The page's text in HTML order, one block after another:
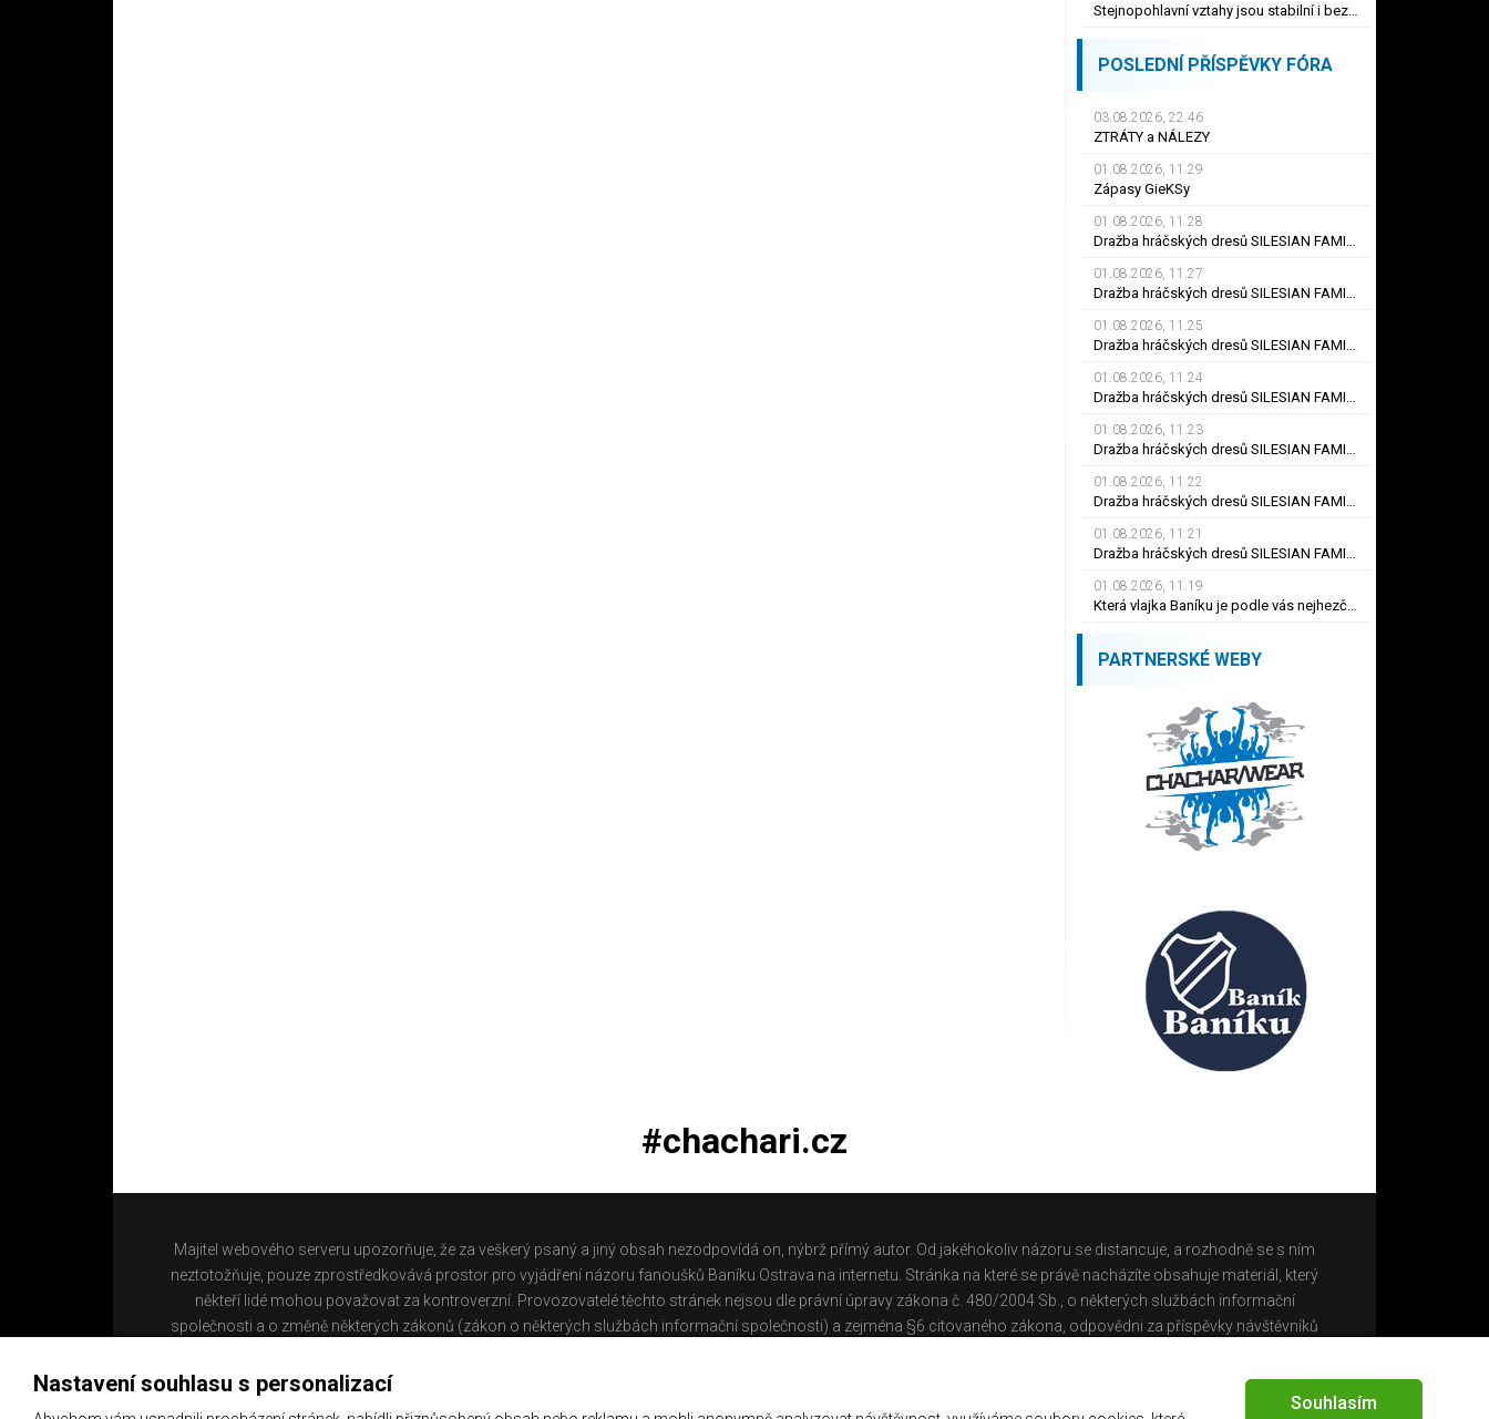
Stejnopohlavní vztahy jsou stabilní i bez dětí. Odmítají je staří a Morava
POSLEDNÍ PŘÍSPĚVKY FÓRA
03.08.2026, 22.46
ZTRÁTY a NÁLEZY
01.08.2026, 11.29
Zápasy GieKSy
01.08.2026, 11.28
Dražba hráčských dresů SILESIAN FAMILY - #25 Robert SADOWSKI
01.08.2026, 11.27
Dražba hráčských dresů SILESIAN FAMILY - #22
01.08.2026, 11.25
Dražba hráčských dresů SILESIAN FAMILY - #6
01.08.2026, 11.24
Dražba hráčských dresů SILESIAN FAMILY - #21 Jiří KLÍMA
01.08.2026, 11.23
Dražba hráčských dresů SILESIAN FAMILY - #19 Dyjan Carlos de AZEVEDO
01.08.2026, 11.22
Dražba hráčských dresů SILESIAN FAMILY - #5 Adam JÁNOŠ
01.08.2026, 11.21
Dražba hráčských dresů SILESIAN FAMILY - #1 Viktor BUDÍNSKÝ
01.08.2026, 11.19
Která vlajka Baníku je podle vás nejhezčí ?
PARTNERSKÉ WEBY
#chachari.cz
Majitel webového serveru upozorňuje, že za veškerý psaný a jiný obsah nezodpovídá on, nýbrž přímý autor. Od jakéhokoliv názoru se distancuje, a rozhodně se s ním
neztotožňuje, pouze zprostředkovává prostor pro vyjádření názoru fanoušků Baníku Ostrava na internetu. Stránka na které se právě nacházíte obsahuje materiál, který
někteří lidé mohou považovat za kontroverzní. Provozovatelé těchto stránek nejsou dle právní úpravy zákona č. 480/2004 Sb., o některých službách informační
společnosti a o změně některých zákonů (zákon o některých službách informační společnosti) a zejména §6 citovaného zákona, odpovědni za příspěvky návštěvníků
Nastavení souhlasu s personalizací
Souhlasím